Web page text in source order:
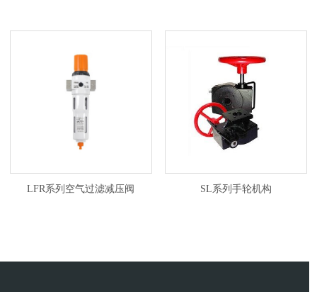
LFR系列空气过滤减压阀 SL系列手轮机构